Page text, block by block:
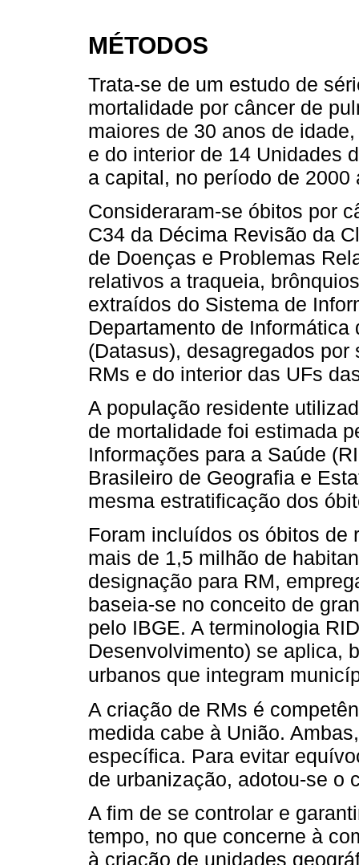
MÉTODOS
Trata-se de um estudo de
mortalidade por câncer de
maiores de 30 anos de
e do interior de 14 Unidades
a capital, no período de 2000
Consideraram-se óbitos por
C34 da Décima Revisão da
de Doenças e Problemas
relativos a traqueia,
extraídos do Sistema de
Departamento de
(Datasus), desagregados
RMs e do interior das UFs
A população residente
de mortalidade foi estimada
Informações para a Saúde
Brasileiro de Geografia e
mesma estratificação dos
Foram incluídos os óbitos de
mais de 1,5 milhão de
designação para RM,
baseia-se no conceito de
pelo IBGE. A terminologia
Desenvolvimento) se aplica,
urbanos que integram
A criação de RMs é
medida cabe à União.
específica. Para evitar
de urbanização, adotou-se o
A fim de se controlar e
tempo, no que concerne à
à criação de unidades